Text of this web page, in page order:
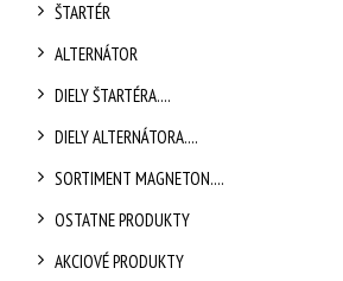
ŠTARTÉR
ALTERNÁTOR
DIELY ŠTARTÉRA....
DIELY ALTERNÁTORA....
SORTIMENT MAGNETON....
OSTATNE PRODUKTY
AKCIOVÉ PRODUKTY